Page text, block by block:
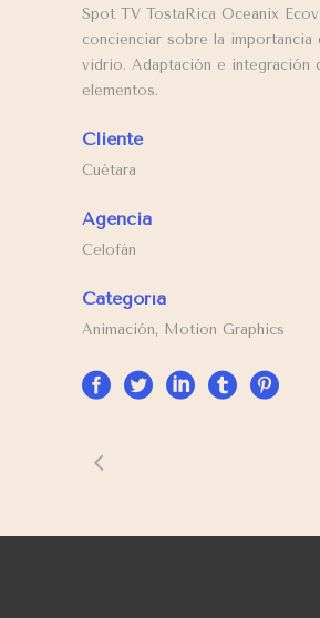
Spot TV TostaRica Oceanix
concienciar sobre la importancia
vidrio. Adaptación e integración
elementos.
Cliente
Cuétara
Agencia
Celofán
Categoría
Animación, Motion Graphics